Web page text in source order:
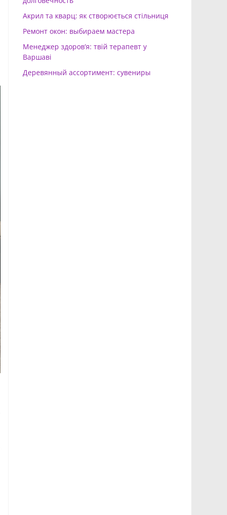
Акрил та кварц: як створюється стільниця
Ремонт окон: выбираем мастера
Менеджер здоров’я: твій терапевт у
Варшаві
Деревянный ассортимент: сувениры